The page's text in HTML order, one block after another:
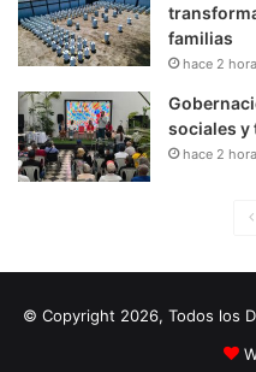
familias
hace 2
sociales y
hace 2
© Copyright 2026, Todos los